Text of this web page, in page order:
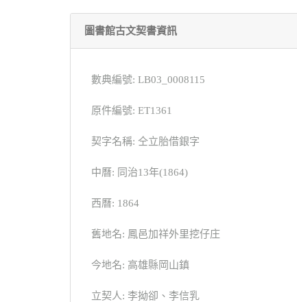
圖書館古文契書資訊
數典編號: LB03_0008115
原件編號: ET1361
契字名稱: 仝立胎借銀字
中曆: 同治13年(1864)
西曆: 1864
舊地名: 鳳邑加祥外里挖仔庄
今地名: 高雄縣岡山鎮
立契人: 李拗卻、李信乳